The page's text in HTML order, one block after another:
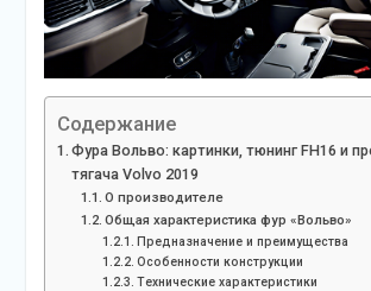
Содержание
Фура Вольво: картинки, тюнинг FH16 и
тягача Volvo 2019
О производителе
Общая характеристика фур «Вольво»
Предназначение и преимущества
Особенности конструкции
Технические характеристики